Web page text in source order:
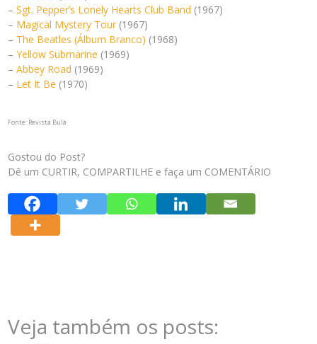
– Sgt. Pepper’s Lonely Hearts Club Band (1967)
– Magical Mystery Tour(1967)
– The Beatles (Álbum Branco) (1968)
– Yellow Submarine (1969)
– Abbey Road (1969)
– Let It Be (1970)
Fonte: Revista Bula
Gostou do Post?
Dê um CURTIR, COMPARTILHE e faça um COMENTÁRIO
Veja também os posts: